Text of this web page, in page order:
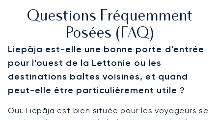
Questions Fréquemment
Posées (FAQ)
Liepāja est-elle une bonne porte d'entrée
pour l'ouest de la Lettonie ou les
destinations baltes voisines, et quand
peut-elle être particulièrement utile ?
Oui. Liepāja est bien située pour les voyageurs se